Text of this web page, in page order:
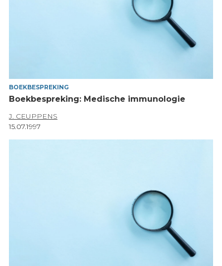
BOEKBESPREKING
Boekbespreking: Medische immunologie
J. CEUPPENS
15.07.1997